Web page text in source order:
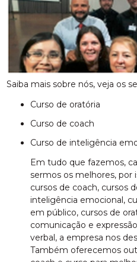
Saiba mais sobre nós, veja os
curso de oratória
curso de coach
curso de inteligência
Em tudo que fazemos,
sermos os melhores, por
cursos de coach, cursos
inteligência emocional,
em público, cursos de
comunicação e
verbal, a empresa nos
Também oferecemos